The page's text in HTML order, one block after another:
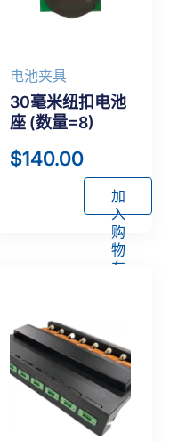
电池夹具
30毫米纽扣电池
座 (数量=8)
$140.00
加
入
购
物
车